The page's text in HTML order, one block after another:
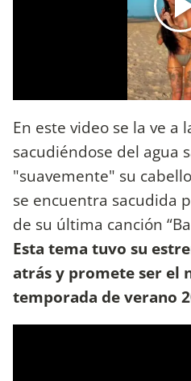
En este video se la ve a
sacudiéndose del agua
"suavemente" su
se encuentra sacudida
de su última canción
Esta tema tuvo su
atrás y promete ser el
temporada de verano